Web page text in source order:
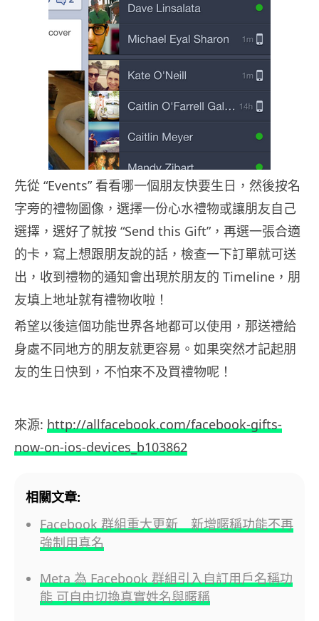
先從 “Events” 看看哪一個朋友快要生日，然後按名
字旁的禮物圖像，選擇一份心水禮物或讓朋友自己
選擇，選好了就按 “Send this Gift”，再選一張合適
的卡，寫上想跟朋友說的話，檢查一下訂單就可送
出，收到禮物的通知會出現於朋友的 Timeline，朋
友填上地址就有禮物收啦！
希望以後這個功能世界各地都可以使用，那送禮給
身處不同地方的朋友就更容易。如果突然才記起朋
友的生日快到，不怕來不及買禮物呢！
來源: http://allfacebook.com/facebook-gifts-
now-on-ios-devices_b103862
相關文章:
Facebook 群組重大更新 新增暱稱功能不再
強制用真名
Meta 為 Facebook 群組引入自訂用戶名稱功
能 可自由切換真實姓名與暱稱